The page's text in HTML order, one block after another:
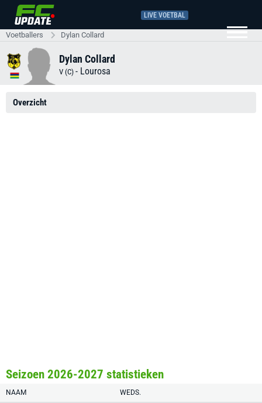
LIVE VOETBAL
Voetballers Dylan Collard
Dylan Collard
V (C) - Lourosa
Overzicht
Seizoen 2026-2027 statistieken
NAAM WEDS.